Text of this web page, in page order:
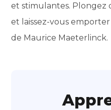
et stimulantes. Plongez
et laissez-vous
de Maurice Maeterlinck.